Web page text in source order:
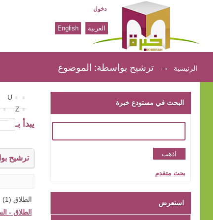
ترشيح بواسطة: الموضوع
دخول
العربية English
الرئيسية → ترشيح بواسطة: الموضوع
U
Z
يبدأ بـ
ترشيح
الطلاق (1)
الطلاق -
البحث في مستودع خبرة
بحث متقدم
استعرض